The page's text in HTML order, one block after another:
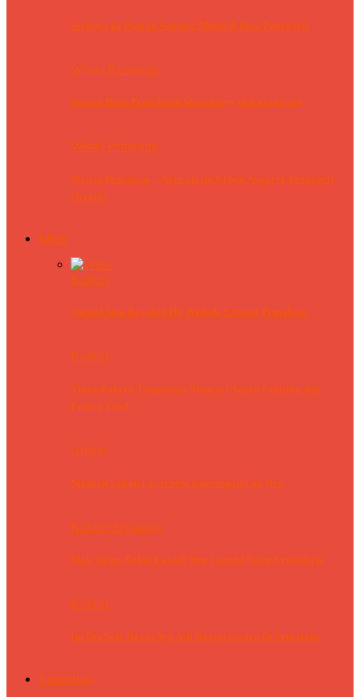
Serunya ke Puncak Gunung Mutih di Desa Penggarit
Wisata Pemalang
Wisata Baru Petik Buah Strawberry di Karangsari
Wisata Pemalang
Wisata Pemalang – Agrowisata Kebun Anggrek Penggarit
Orchids
Kuliner
Kuliner
Spesial Soto Boyolali Hj. Widodo Cabang Pemalang
Kuliner
Vidya Bakery Tempatnya Mencari Aneka Cemilan dan
Frozen Food
Artikel
Nikmati Sajian Lezat Soto Lamongan Cak Her
Kuliner Pemalang
Mak Sigun, Bakul Lawuh Sing Legend Nang Kendalrejo
Kuliner
Ini Dia Sob, Dawet Ayu Asli Banjarnegara Di Pemalang
Transportasi